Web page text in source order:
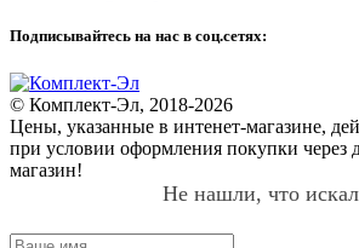
Подписывайтесь на нас в соц.сетях:
© Комплект-Эл, 2018-2026
Цены, указанные в интенет-магазине,
при условии оформления покупки через
магазин!
Не нашли, что